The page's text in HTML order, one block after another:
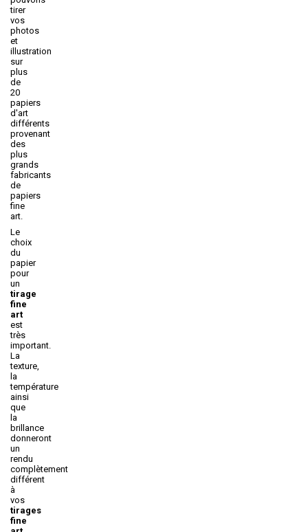
tirer
vos
photos
et
illustration
sur
plus
de
20
papiers
d'art
différents
provenant
des
plus
grands
fabricants
de
papiers
fine
art.
Le
choix
du
papier
pour
un
tirage
fine
art
est
très
important.
La
texture,
la
température
ainsi
que
la
brillance
donneront
un
rendu
complètement
différent
à
vos
tirages
fine